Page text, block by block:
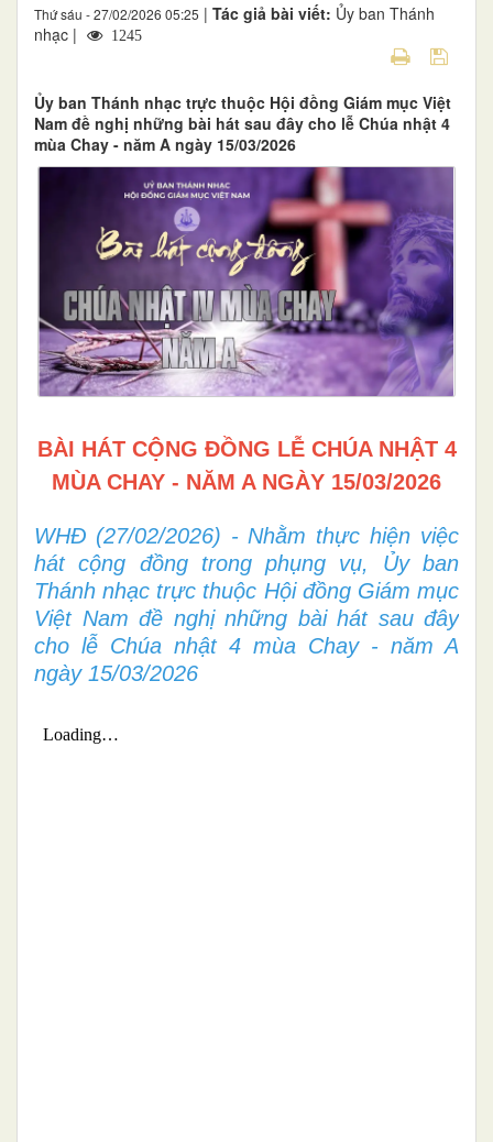
Thứ sáu - 27/02/2026 05:25 | Tác giả bài viết: Ủy ban Thánh
nhạc |
1245
Ủy ban Thánh nhạc trực thuộc Hội đồng Giám mục Việt
Nam đề nghị những bài hát sau đây cho lễ Chúa nhật 4
mùa Chay - năm A ngày 15/03/2026
BÀI HÁT CỘNG ĐỒNG LỄ CHÚA NHẬT 4
MÙA CHAY - NĂM A NGÀY 15/03/2026
WHĐ (27/02/2026) - Nhằm thực hiện việc
hát cộng đồng trong phụng vụ, Ủy ban
Thánh nhạc trực thuộc Hội đồng Giám mục
Việt Nam đề nghị những bài hát sau đây
cho lễ Chúa nhật 4 mùa Chay - năm A
ngày 15/03/2026